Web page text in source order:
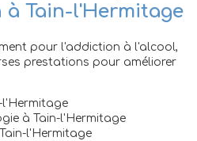
à Tain-l'Hermitage
pour l'addiction à l'alcool,
prestations pour améliorer
l'Hermitage
à Tain-l'Hermitage
l'Hermitage